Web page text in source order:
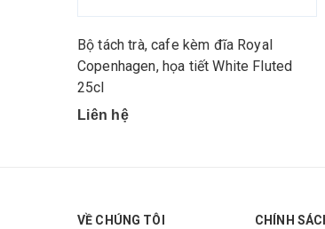
Bộ tách trà, cafe kèm đĩa Royal
Copenhagen, họa tiết White Fluted
25cl
Liên hệ
VỀ CHÚNG TÔI CHÍNH